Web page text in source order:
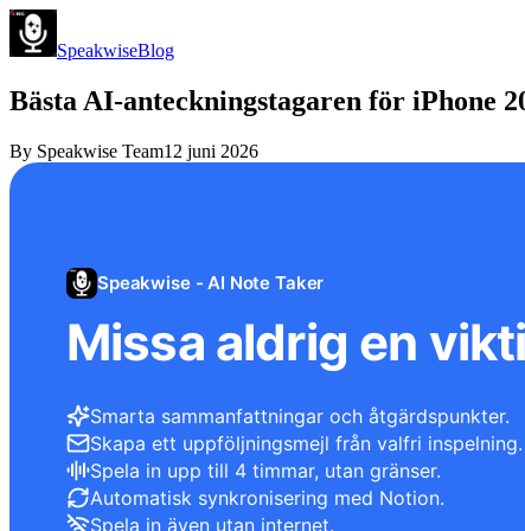
SpeakwiseBlog
Bästa AI-anteckningstagaren för iPhone
By Speakwise Team12 juni 2026
Speakwise - AI Note Taker
Missa aldrig en
Smarta sammanfattningar och åtgärdspunkter.
Skapa ett uppföljningsmejl från valfri inspelning.
Spela in upp till 4 timmar, utan gränser.
Automatisk synkronisering med Notion.
Spela in även utan internet.